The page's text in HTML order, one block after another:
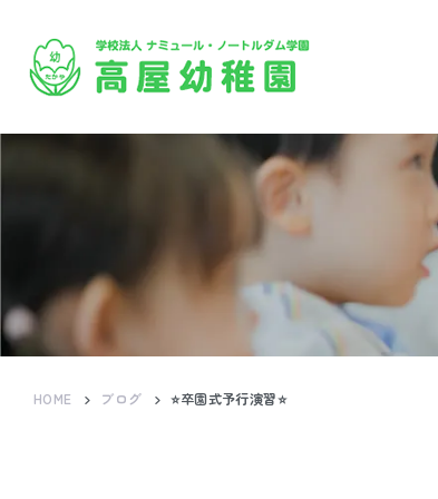
HOME ブログ ⭐卒園式予行演習⭐